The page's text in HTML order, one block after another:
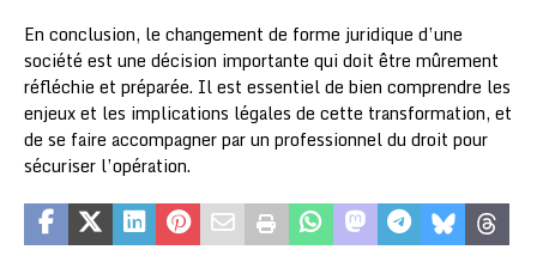
En conclusion, le changement de forme juridique d’une
société est une décision importante qui doit être mûrement
réfléchie et préparée. Il est essentiel de bien comprendre les
enjeux et les implications légales de cette transformation, et
de se faire accompagner par un professionnel du droit pour
sécuriser l’opération.